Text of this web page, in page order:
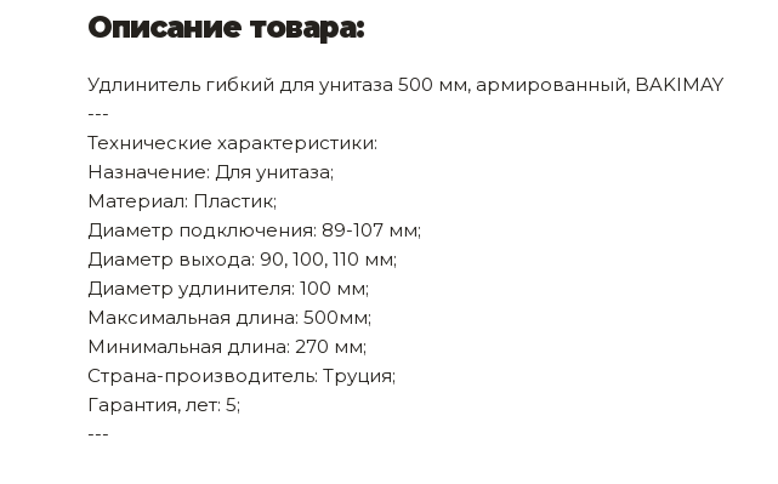
Ручной инструмент
Строительные и отделочные материалы
Садовый инструмент, вазоны, горшки и кашпо, теплицы, парники
Товары для дома
Автомобильные товары, инструменты
Описание товара:
Удлинитель гибкий для унитаза 500 мм, армированный, BAKIMAY
---
Технические характеристики:
Назначение: Для унитаза;
Материал: Пластик;
Диаметр подключения: 89-107 мм;
Диаметр выхода: 90, 100, 110 мм;
Диаметр удлинителя: 100 мм;
Максимальная длина: 500мм;
Минимальная длина: 270 мм;
Страна-производитель: Труция;
Гарантия, лет: 5;
---